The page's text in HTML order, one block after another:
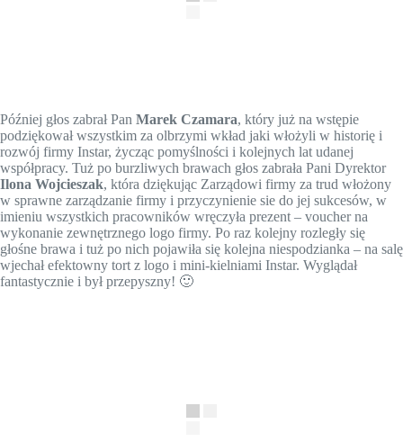
Później głos zabrał Pan Marek Czamara, który już na wstępie
podziękował wszystkim za olbrzymi wkład jaki włożyli w historię i
rozwój firmy Instar, życząc pomyślności i kolejnych lat udanej
współpracy. Tuż po burzliwych brawach głos zabrała Pani Dyrektor
Ilona Wojcieszak, która dziękując Zarządowi firmy za trud włożony
w sprawne zarządzanie firmy i przyczynienie sie do jej sukcesów, w
imieniu wszystkich pracowników wręczyła prezent – voucher na
wykonanie zewnętrznego logo firmy. Po raz kolejny rozległy się
głośne brawa i tuż po nich pojawiła się kolejna niespodzianka – na salę
wjechał efektowny tort z logo i mini-kielniami Instar. Wyglądał
fantastycznie i był przepyszny! 🙂